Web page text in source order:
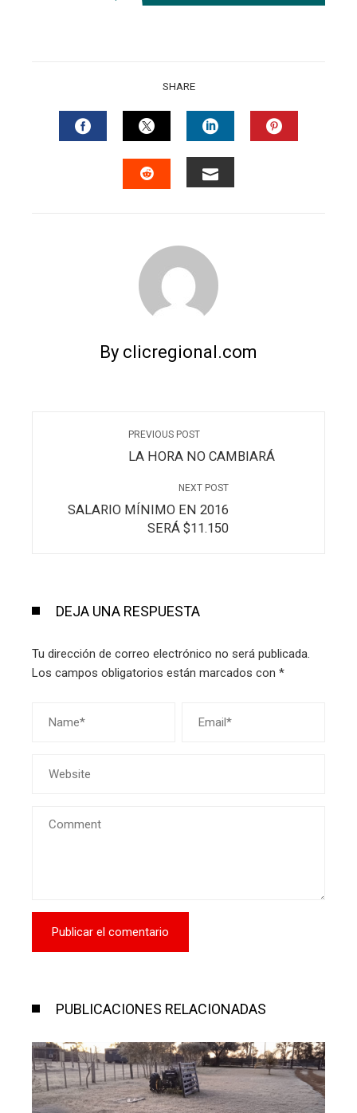
SHARE
FACEBOOKTWITTERLINKEDIN
By clicregional.com
PREVIOUS POST
LA HORA NO CAMBIARÁ
NEXT POST
SALARIO MÍNIMO EN 2016
SERÁ $11.150
DEJA UNA RESPUESTA
Tu dirección de correo electrónico no será publicada.
Los campos obligatorios están marcados con *
PUBLICACIONES RELACIONADAS